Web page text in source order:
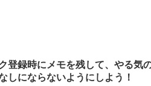
登録時にメモを残して、やる気
しにならないようにしよう！